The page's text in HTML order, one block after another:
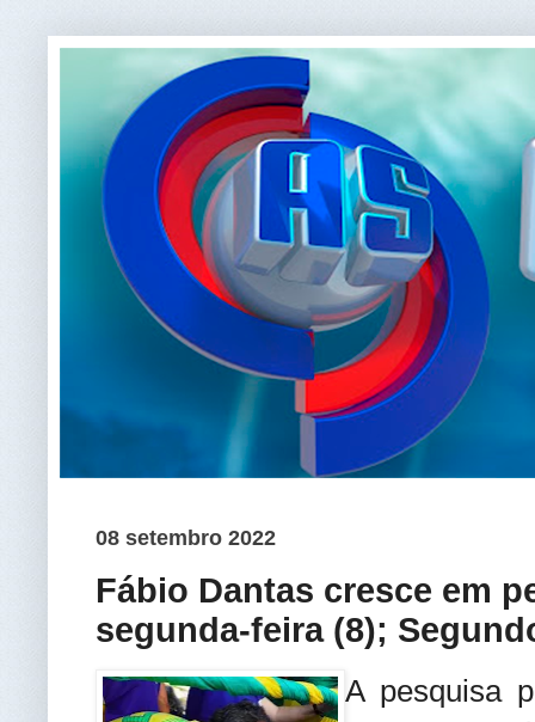
08 setembro 2022
Fábio Dantas cresce em
segunda-feira (8);
A pesquisa